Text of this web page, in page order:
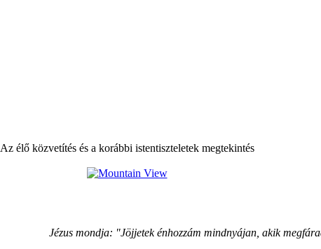
Az élő közvetítés és a korábbi istentiszteletek megtekintés
Jézus mondja: "Jöjjetek énhozzám mindnyájan, akik